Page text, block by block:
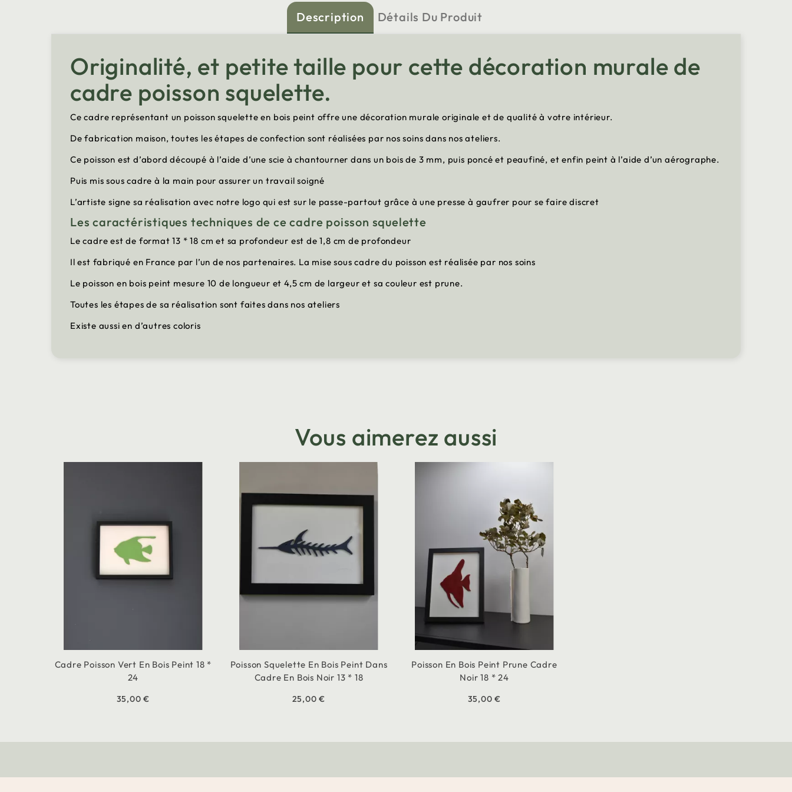
Description Détails Du Produit
Originalité, et petite taille pour cette décoration murale de
cadre poisson squelette.
Ce cadre représentant un poisson squelette en bois peint offre une décoration murale originale et de qualité à votre intérieur.
De fabrication maison, toutes les étapes de confection sont réalisées par nos soins dans nos ateliers.
Ce poisson est d’abord découpé à l’aide d’une scie à chantourner dans un bois de 3 mm, puis poncé et peaufiné, et enfin peint à l’aide d’un aérographe.
Puis mis sous cadre à la main pour assurer un travail soigné
L’artiste signe sa réalisation avec notre logo qui est sur le passe-partout grâce à une presse à gaufrer pour se faire discret
Les caractéristiques techniques de ce cadre poisson squelette
Le cadre est de format 13 * 18 cm et sa profondeur est de 1,8 cm de profondeur
Il est fabriqué en France par l’un de nos partenaires. La mise sous cadre du poisson est réalisée par nos soins
Le poisson en bois peint mesure 10 de longueur et 4,5 cm de largeur et sa couleur est prune.
Toutes les étapes de sa réalisation sont faites dans nos ateliers
Existe aussi en d’autres coloris
Vous aimerez aussi
Cadre Poisson Vert En Bois Peint 18 *
24
35,00 €
Poisson Squelette En Bois Peint Dans
Cadre En Bois Noir 13 * 18
25,00 €
Poisson En Bois Peint Prune Cadre
Noir 18 * 24
35,00 €